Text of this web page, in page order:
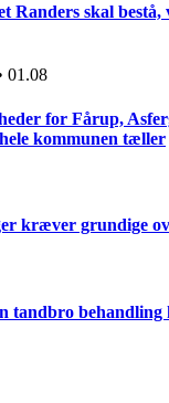
Randers skal
01.08
for Fårup,
kommunen tæller
kræver grundige
tandbro behandling